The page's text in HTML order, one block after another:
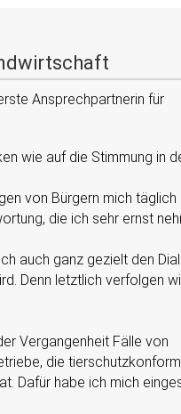
Ansprechpartnerin für
wie auf die Stimmung in
von Bürgern mich täglich
die ich sehr ernst
auch ganz gezielt den
Denn letztlich verfolgen
Vergangenheit Fälle von
die tierschutzkonform
Dafür habe ich mich